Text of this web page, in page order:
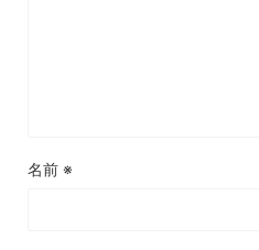
名前 ※